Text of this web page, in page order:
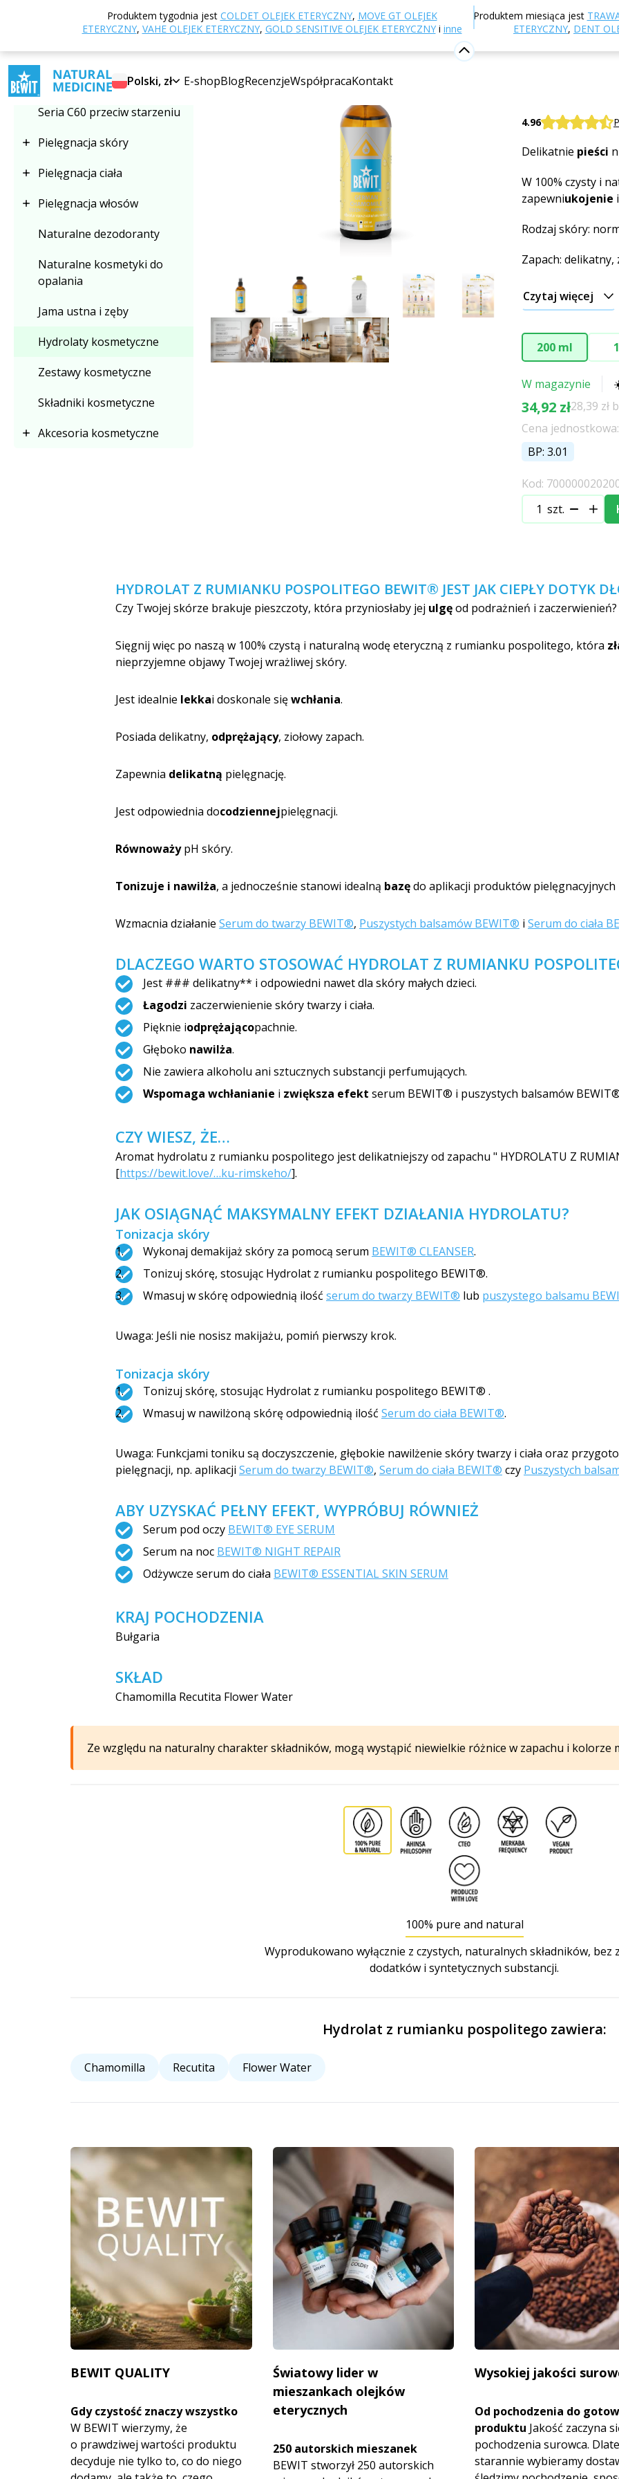
Produktem tygodnia jest COLDET OLEJEK ETERYCZNY, MOVE GT OLEJEK
ETERYCZNY, VAHE OLEJEK ETERYCZNY, GOLD SENSITIVE OLEJEK ETERYCZNYi inne
Produktem miesiąca jest
ETERYCZNY, DENT
Polski, zł E-shopBlogRecenzjeWspółpracaKontakt
Wybierz kategorię
Hydrolaty kosmetyczne
Seria C60 przeciw starzeniu
Pielęgnacja skóry
Pielęgnacja ciała
Pielęgnacja włosów
Naturalne dezodoranty
Naturalne kosmetyki do
opalania
Jama ustna i zęby
Hydrolaty kosmetyczne
Zestawy kosmetyczne
Składniki kosmetyczne
Akcesoria kosmetyczne
Strona główna E-shop Naturalne kosmetyki Hydrolaty kosmetyczne
SUPER CENA Hydrolat
4.96
Delikatnie pieści
W 100% czysty i
zapewniukojenie i
Rodzaj skóry:
Zapach: delikatny,
Czytaj więcej
200 ml
W magazynie
34,92 zł28,39 zł
Cena
BP: 3.01
Kod:
szt.
HYDROLAT Z RUMIANKU POSPOLITEGO BEWIT® JEST JAK CIEPŁY DOTYK
Czy Twojej skórze brakuje pieszczoty, która przyniosłaby jej ulgęod podrażnień i zaczerwienień?
Sięgnij więc po naszą w 100% czystą i naturalną wodę eteryczną z rumianku pospolitego, która
nieprzyjemne objawy Twojej wrażliwej skóry.
Jest idealnie lekkai doskonale sięwchłania.
Posiada delikatny, odprężający, ziołowy zapach.
Zapewnia delikatną pielęgnację.
Jest odpowiednia docodziennejpi­elęgnacji.
RównoważypH skóry.
Tonizuje i nawilża, a jednocześnie stanowi idealną bazędo aplikacji produktów pielęgnacyjnych
Wzmacnia działanie Serum do twarzy BEWIT®, Puszystych balsamów BEWIT® i Serum do ciała
DLACZEGO WARTO STOSOWAĆ HYDROLAT Z RUMIANKU
Jest ### delikatny** i odpowiedni nawet dla skóry małych dzieci.
Łagodzi zaczerwienienie skóry twarzy i ciała.
Pięknie iodprężającopachni­e.
Głęboko nawilża.
Nie zawiera alkoholu ani sztucznych substancji perfumujących.
Wspomaga wchłanianie i zwiększa efekt serum BEWIT® i puszystych balsamów
CZY WIESZ, ŻE…
Aromat hydrolatu z rumianku pospolitego jest delikatniejszy od zapachu " HYDROLATU Z
[https://bewit.love/…ku-rimskeho/].
JAK OSIĄGNĄĆ MAKSYMALNY EFEKT DZIAŁANIA HYDROLATU?
Tonizacja skóry
Wykonaj demakijaż skóry za pomocą serum BEWIT® CLEANSER.
Tonizuj skórę, stosując Hydrolat z rumianku pospolitego BEWIT®.
Wmasuj w skórę odpowiednią ilość serum do twarzy BEWIT® lub puszystego balsamu
Uwaga: Jeśli nie nosisz makijażu, pomiń pierwszy krok.
Tonizacja skóry
Tonizuj skórę, stosując Hydrolat z rumianku pospolitego BEWIT® .
Wmasuj w nawilżoną skórę odpowiednią ilość Serum do ciała BEWIT®.
Uwaga: Funkcjami toniku są doczyszczenie, głębokie nawilżenie skóry twarzy i ciała oraz
pielęgnacji, np. aplikacji Serum do twarzy BEWIT®, Serum do ciała BEWIT® czy Puszystych
ABY UZYSKAĆ PEŁNY EFEKT, WYPRÓBUJ RÓWNIEŻ
Serum pod oczy BEWIT® EYE SERUM
Serum na noc BEWIT® NIGHT REPAIR
Odżywcze serum do ciała BEWIT® ESSENTIAL SKIN SERUM
KRAJ POCHODZENIA
Bułgaria
SKŁAD
Chamomilla Recutita Flower Water
Ze względu na naturalny charakter składników, mogą wystąpić niewielkie różnice w zapachu i kolorze
100% pure and natural
Wyprodukowano wyłącznie z czystych, naturalnych składników, bez
dodatków i syntetycznych substancji.
Hydrolat z rumianku pospolitego zawiera:
Chamomilla Recutita Flower Water
BEWIT QUALITY
Gdy czystość znaczy wszystko
W BEWIT wierzymy, że
o prawdziwej wartości produktu
decyduje nie tylko to, co do niego
Światowy lider w
mieszankach olejków
eterycznych
250 autorskich mieszanek
BEWIT stworzył 250 autorskich
Wysokiej jakości
Od pochodzenia do
produktu Jakość zaczyna
pochodzenia surowca.
starannie wybieramy